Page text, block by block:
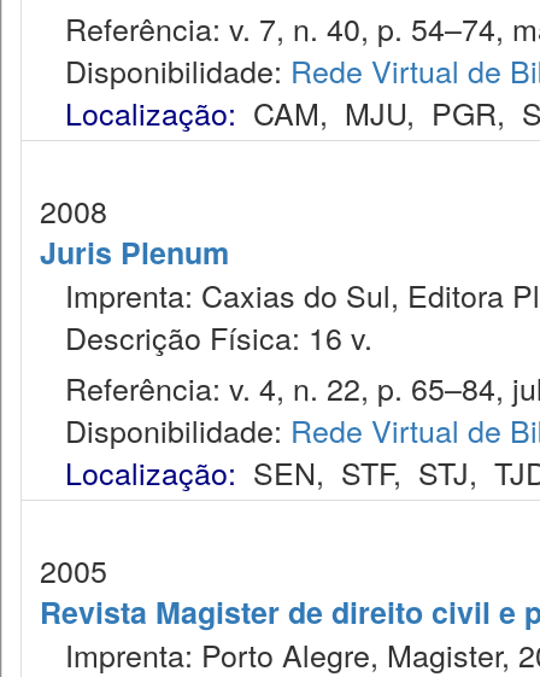
Referência: v. 7, n. 40, p. 54–74,
Disponibilidade: Rede Virtual de
Localização: CAM, MJU, PGR,
2008
Juris Plenum
Imprenta: Caxias do Sul, Editora
Descrição Física: 16 v.
Referência: v. 4, n. 22, p. 65–84,
Disponibilidade: Rede Virtual de
Localização: SEN, STF, STJ,
2005
Revista Magister de direito civil e
Imprenta: Porto Alegre, Magister,